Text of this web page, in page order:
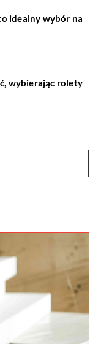
idealny wybór na
wybierając rolety